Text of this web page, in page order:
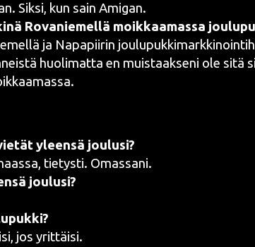
. Sik­si, kun sain Amigan.
Rova­nie­mel­lä moik­kaa­mas­sa
ja Napa­pii­rin
huo­li­mat­ta en muis­taak­se­ni ole sitä
yleen­sä joulusi?
tie­tys­ti. Omassani.
joulusi?
jos yrittäisi.